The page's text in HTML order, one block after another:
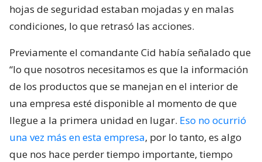
hojas de seguridad estaban mojadas y en malas
condiciones, lo que retrasó las acciones.
Previamente el comandante Cid había señalado que
“lo que nosotros necesitamos es que la información
de los productos que se manejan en el interior de
una empresa esté disponible al momento de que
llegue a la primera unidad en lugar. Eso no ocurrió
una vez más en esta empresa, por lo tanto, es algo
que nos hace perder tiempo importante, tiempo